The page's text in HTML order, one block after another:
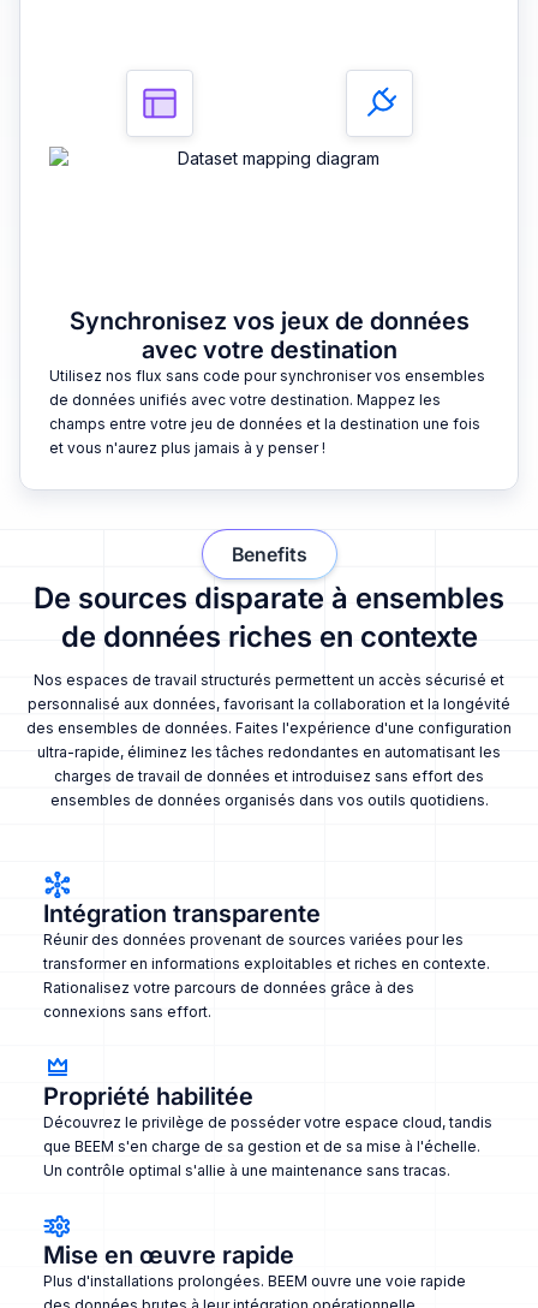
Synchronisez vos jeux de données
avec votre destination
Utilisez nos flux sans code pour synchroniser vos ensembles
de données unifiés avec votre destination. Mappez les
champs entre votre jeu de données et la destination une fois
et vous n'aurez plus jamais à y penser !
De sources disparate à ensembles
de données riches en contexte
Nos espaces de travail structurés permettent un accès sécurisé et
personnalisé aux données, favorisant la collaboration et la longévité
des ensembles de données. Faites l'expérience d'une configuration
ultra-rapide, éliminez les tâches redondantes en automatisant les
charges de travail de données et introduisez sans effort des
ensembles de données organisés dans vos outils quotidiens.
Benefits
Intégration transparente
Réunir des données provenant de sources variées pour les
transformer en informations exploitables et riches en contexte.
Rationalisez votre parcours de données grâce à des
connexions sans effort.
Propriété habilitée
Découvrez le privilège de posséder votre espace cloud, tandis
que BEEM s'en charge de sa gestion et de sa mise à l'échelle.
Un contrôle optimal s'allie à une maintenance sans tracas.
Mise en œuvre rapide
Plus d'installations prolongées. BEEM ouvre une voie rapide